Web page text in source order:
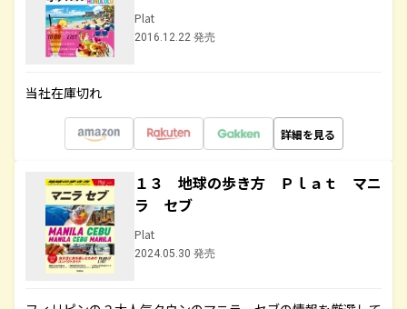
Plat
2016.12.22 発売
当社在庫切れ
詳細を見る
１３ 地球の歩き方 Ｐｌａｔ マニ
ラ セブ
Plat
2024.05.30 発売